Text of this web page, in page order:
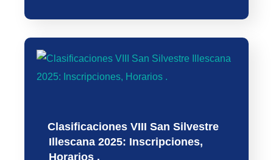
Clasificaciones VIII San Silvestre
Illescana 2025: Inscripciones,
Horarios .